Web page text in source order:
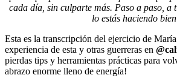
cada día, sin culparte más. Paso a paso, a
lo estás haciendo
Esta es la transcripción del ejercicio de
experiencia de esta y otras guerreras en
pierdas tips y herramientas prácticas para
abrazo enorme lleno de energía!